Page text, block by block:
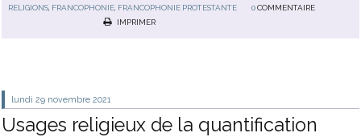
RELIGIONS FRANCOPHONIE FRANCOPHONIE PROTESTANTE 0 COMMENTAIRE
IMPRIMER
lundi 29 novembre 2021
Usages religieux de la quantification